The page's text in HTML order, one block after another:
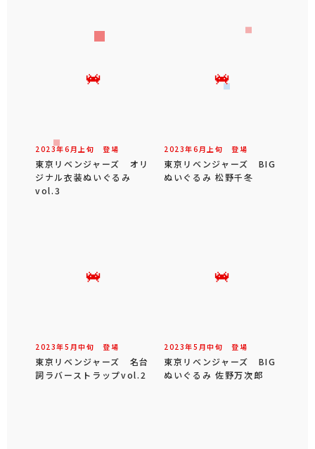
2023年6 月 上旬 登場
東京リベンジャーズ オリ
ジナル衣装ぬいぐるみ
vol.3
2023年6 月 上旬 登場
東京リベンジャーズ BIG
ぬいぐるみ 松野千冬
2023年5 月中旬 登場
東京リベンジャーズ 名台
詞ラバーストラップvol.2
2023年5 月中旬 登場
東京リベンジャーズ BIG
ぬいぐるみ 佐野万次郎